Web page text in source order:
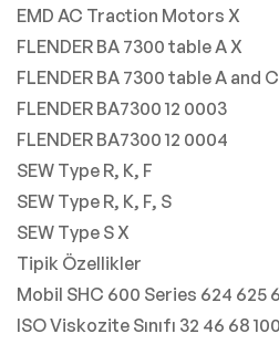
EMD AC Traction Motors X
FLENDER BA 7300 table A X
FLENDER BA 7300 table A and
FLENDER BA7300 12 0003
FLENDER BA7300 12 0004
SEW Type R, K, F
SEW Type R, K, F, S
SEW Type S X
Tipik Özellikler
Mobil SHC 600 Series 624 625
ISO Viskozite Sınıfı 32 46 68